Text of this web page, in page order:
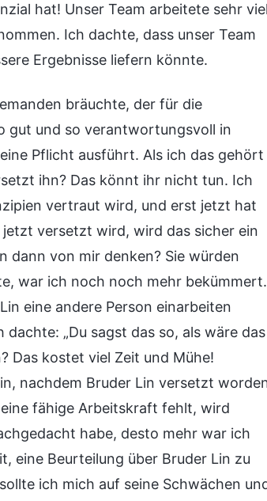
hat! Unser Team arbeitete sehr
Ich dachte, dass unser Team
Ergebnisse liefern könnte.
bräuchte, der für die
gut und so verantwortungsvoll in
Pflicht ausführt. Als ich das gehört
ihn? Das könnt ihr nicht tun. Ich
vertraut wird, und erst jetzt hat
versetzt wird, wird das sicher ein
dann von mir denken? Sie würden
war ich noch noch mehr bekümmert.
eine andere Person einarbeiten
„Du sagst das so, als wäre das
Das kostet viel Zeit und Mühe!
nachdem Bruder Lin versetzt
fähige Arbeitskraft fehlt, wird
habe, desto mehr war ich
eine Beurteilung über Bruder Lin zu
ich mich auf seine Schwächen